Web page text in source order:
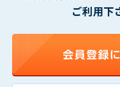
ご利用下
(7) 公序良俗に反する行為
(8) 犯罪的行為に結びつく行為
(10) 建設資料館から知り得た情報
を、営利を目的として第三者
に第三者に提供すること